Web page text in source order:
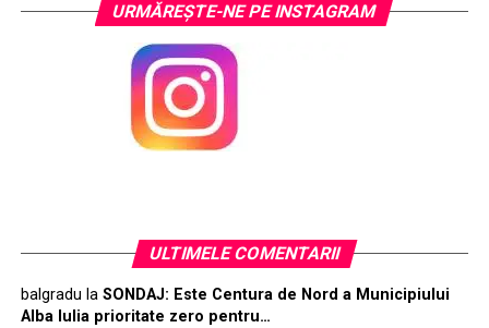
URMĂREŞTE-NE PE INSTAGRAM
ULTIMELE COMENTARII
balgradu la SONDAJ: Este Centura de Nord a Municipiului
Alba Iulia prioritate zero pentru…